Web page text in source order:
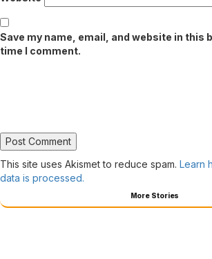
Save my name, email, and website in this
time I comment.
This site uses Akismet to reduce spam. Learn
data is processed.
More Stories